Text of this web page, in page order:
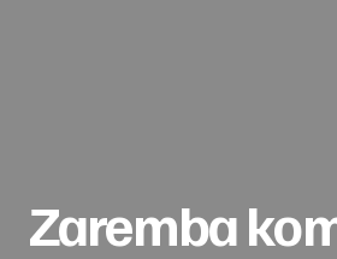
Zaremba